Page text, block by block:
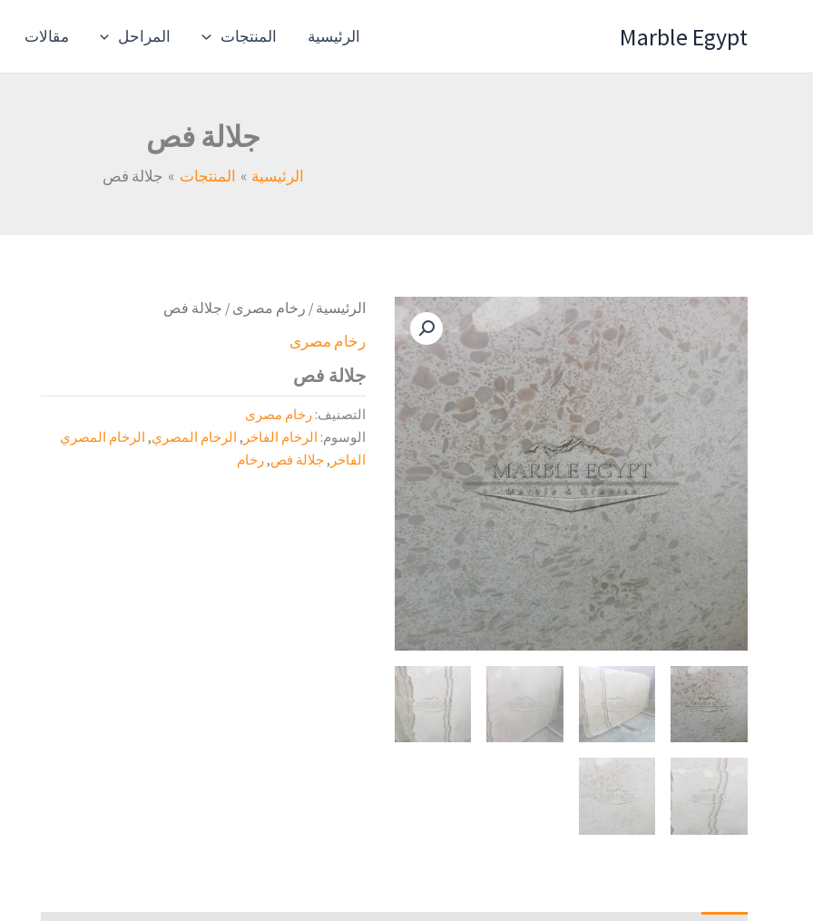
Marble Egypt الرئيسية المنتجات المراحل مقالات
جلالة فص
الرئيسية المنتجات جلالة فص
الرئيسية / رخام مصرى / جلالة فص
رخام مصرى
جلالة فص
التصنيف: رخام مصرى
الوسوم: الرخام الفاخر , الرخام المصري, الرخام المصري
الفاخر , جلالة فص, رخام